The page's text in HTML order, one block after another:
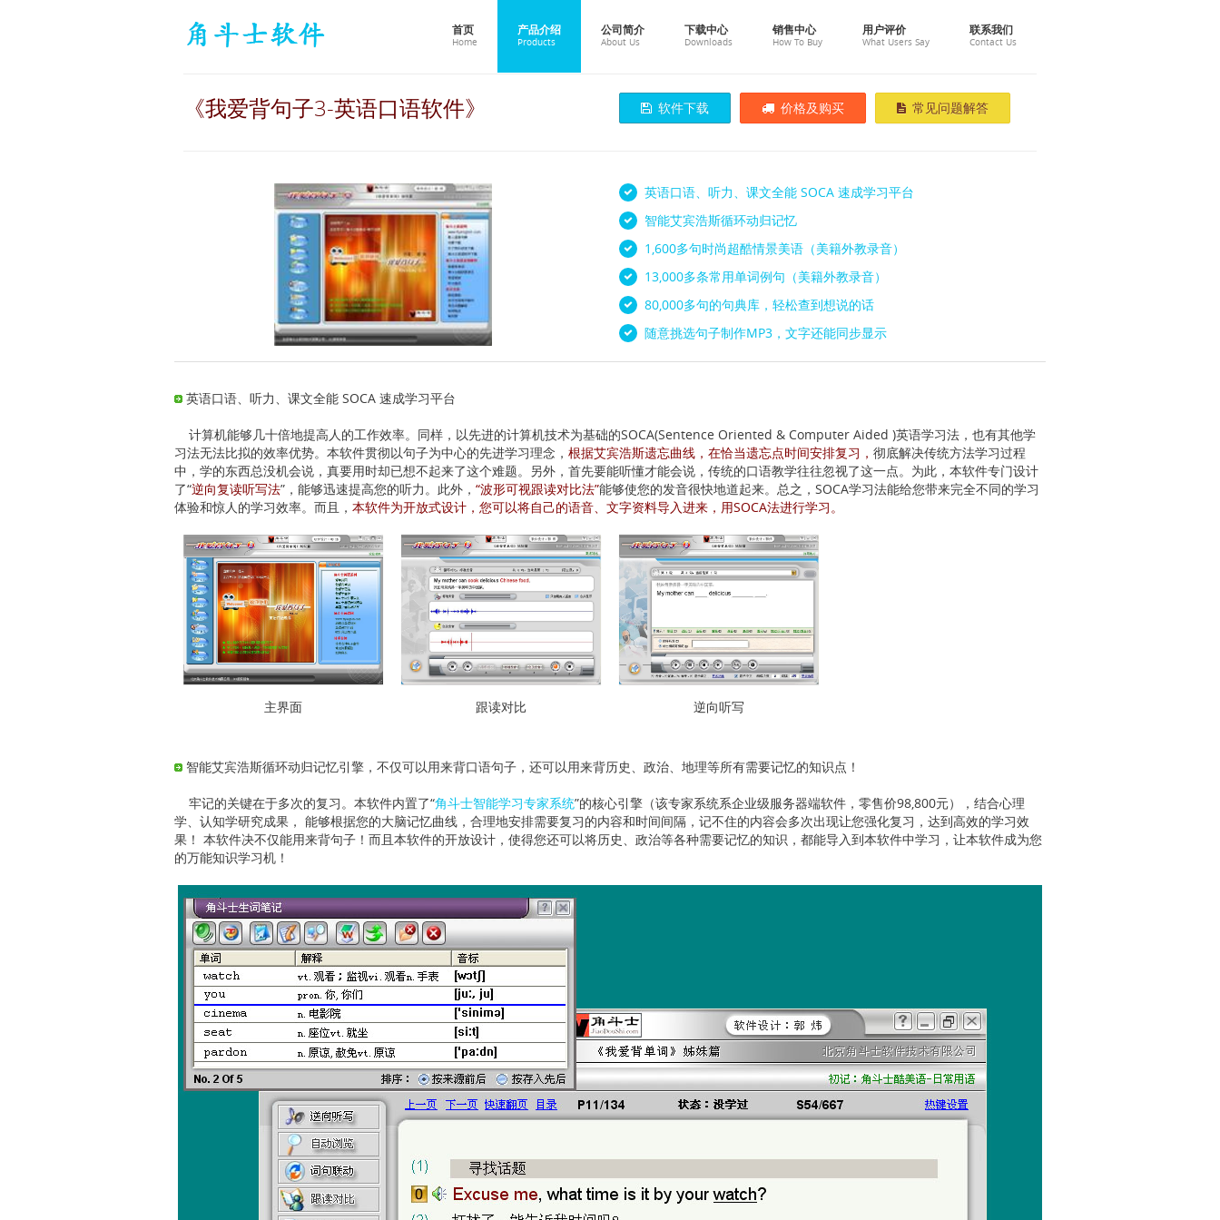
首页
Home
产品介绍
Products
公司简介
About Us
下载中心
Downloads
销售中心
How To Buy
用户评价
What Users Say
联系我们
Contact Us
《我爱背句子3-英语口语软件》 软件下载 价格及购买 常见问题解答
英语口语、听力、课文全能 SOCA 速成学习平台
智能艾宾浩斯循环动归记忆
1,600多句时尚超酷情景美语（美籍外教录音）
13,000多条常用单词例句（美籍外教录音）
80,000多句的句典库，轻松查到想说的话
随意挑选句子制作MP3，文字还能同步显示
英语口语、听力、课文全能 SOCA 速成学习平台
计算机能够几十倍地提高人的工作效率。同样，以先进的计算机技术为基础的SOCA(Sentence Oriented & Computer Aided )英语学习法，也有其他学
习法无法比拟的效率优势。本软件贯彻以句子为中心的先进学习理念， 根据艾宾浩斯遗忘曲线，在恰当遗忘点时间安排复习， 彻底解决传统方法学习过程
中，学的东西总没机会说，真要用时却已想不起来了这个难题。另外，首先要能听懂才能会说，传统的口语教学往往忽视了这一点。为此，本软件专门设计
了“逆向复读听写法”，能够迅速提高您的听力。此外， “波形可视跟读对比法”能够使您的发音很快地道起来。总之，SOCA学习法能给您带来完全不同的学习
体验和惊人的学习效率。而且， 本软件为开放式设计，您可以将自己的语音、文字资料导入进来，用SOCA法进行学习。
主界面 跟读对比 逆向听写
智能艾宾浩斯循环动归记忆引擎，不仅可以用来背口语句子，还可以用来背历史、政治、地理等所有需要记忆的知识点！
牢记的关键在于多次的复习。本软件内置了“角斗士智能学习专家系统”的核心引擎（该专家系统系企业级服务器端软件，零售价98,800元），结合心理
学、认知学研究成果， 能够根据您的大脑记忆曲线，合理地安排需要复习的内容和时间间隔，记不住的内容会多次出现让您强化复习，达到高效的学习效
果！ 本软件决不仅能用来背句子！而且本软件的开放设计，使得您还可以将历史、政治等各种需要记忆的知识，都能导入到本软件中学习，让本软件成为您
的万能知识学习机！